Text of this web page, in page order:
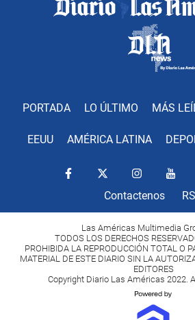
PORTADA LO ÚLTIMO MÁS
EEUU AMÉRICA LATINA
Contactenos
Las Américas Multimedia
TODOS LOS DERECHOS
PROHIBIDA LA REPRODUCCIÓN TOTAL O
MATERIAL DE ESTE DIARIO SIN LA
EDITORES
Copyright Diario Las Américas 2022.